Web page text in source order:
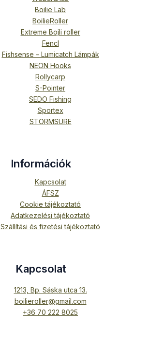
Boilie Lab
BoilieRoller
Extreme Bojli roller
Fencl
Fishsense – Lumicatch Lámpák
NEON Hooks
Rollycarp
S-Pointer
SEDO Fishing
Sportex
STORMSURE
Információk
Kapcsolat
ÁFSZ
Cookie tájékoztató
Adatkezelési tájékoztató
Szállítási és fizetési tájékoztató
Kapcsolat
1213, Bp. Sáska utca 13.
boilieroller@gmail.com
+36 70 222 8025